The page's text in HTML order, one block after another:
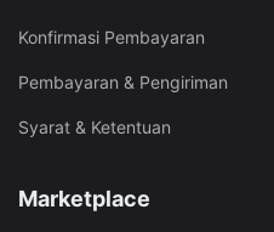
Konfirmasi Pembayaran
Pembayaran & Pengiriman
Syarat & Ketentuan
Marketplace